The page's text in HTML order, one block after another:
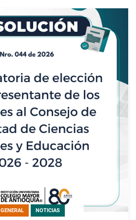
GENERAL NOTICIAS